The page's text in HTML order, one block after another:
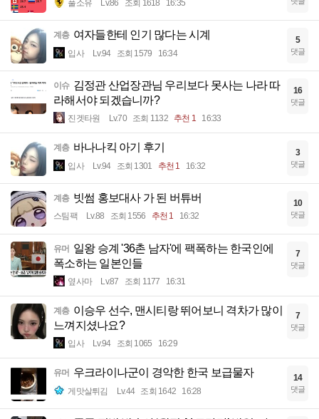
풀소유 Lv.86 조회 1618 16:35
계층 여자들한테 인기 많다는 시계
입사 Lv.94 조회 1579 16:34
5
댓글
이슈 김정관 산업장관님 우리보다 못사는 나라 따
라해서야 되겠습니까?
진겟타원 Lv.70 조회 1132 추천 1 16:33
16
댓글
계층 바나나킥 아기 후기
입사 Lv.94 조회 1301 추천 1 16:32
3
댓글
계층 빗썸 홍보대사 가 된 버튜버
스팀팩 Lv.88 조회 1556 추천 1 16:32
10
댓글
유머 일왕 승계 '36촌 남자'에 팩폭하는 한국인에
폭소하는 일본인들
옆사마 Lv.87 조회 1177 16:31
7
댓글
계층 이승우 선수, 맨시티랑 뛰어보니 격차가 많이
느껴지셨나요?
입사 Lv.94 조회 1065 16:29
7
댓글
유머 우크라이나군이 경악한 한국 보급물자
게맛살튀김 Lv.44 조회 1642 16:28
14
댓글